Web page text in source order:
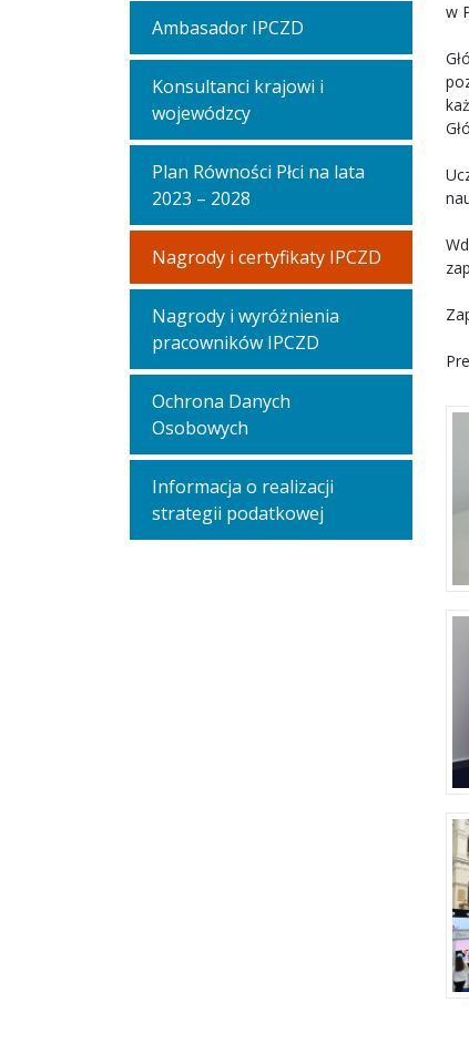
Ambasador IPCZD
Konsultanci krajowi i
wojewódzcy
Plan Równości Płci na lata
2023 – 2028
Nagrody i certyfikaty IPCZD
Nagrody i wyróżnienia
pracowników IPCZD
Ochrona Danych
Osobowych
Informacja o realizacji
strategii podatkowej
w